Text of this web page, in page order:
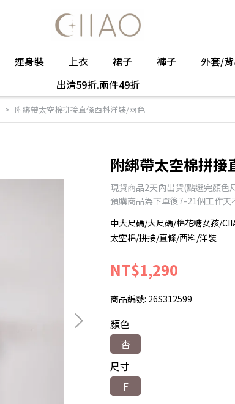
連身裝 上衣 裙子 褲子
外套/
出清59折.兩件49折
附綁帶太空棉拼接直條西料洋裝/兩色
附綁帶太空棉拼
現貨商品2天內出貨(點選完顏色
預購商品為下單後7-21個工作
中大尺碼/大尺碼/棉花糖女孩/
太空棉/拼接/直條/西料/洋裝
NT$1,290
商品編號: 26S312599
顏色
杏
尺寸
F